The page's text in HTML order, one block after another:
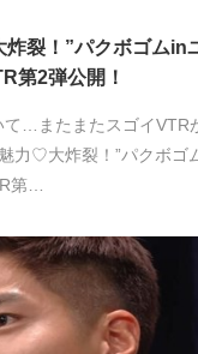
裂！”パクボゴムin
第2弾公開！
て…またまたスゴイVTR
力♡大炸裂！”パクボゴ
第…